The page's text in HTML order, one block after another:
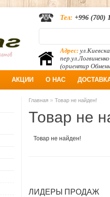
Адрес:
пер.ул.Логвиненко
(ориентир
Тел: +996 (700)
АКЦИИ О НАС
Главная » Товар не найден!
Товар не
Товар не найден!
ЛИДЕРЫ ПРОДАЖ